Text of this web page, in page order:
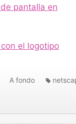
pantalla en
el logotipo
A fondo